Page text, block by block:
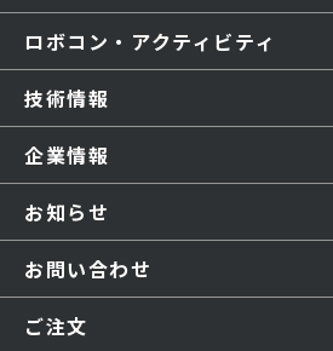
ロボコン・アクティビティ
技術情報
企業情報
お知らせ
お問い合わせ
ご注文